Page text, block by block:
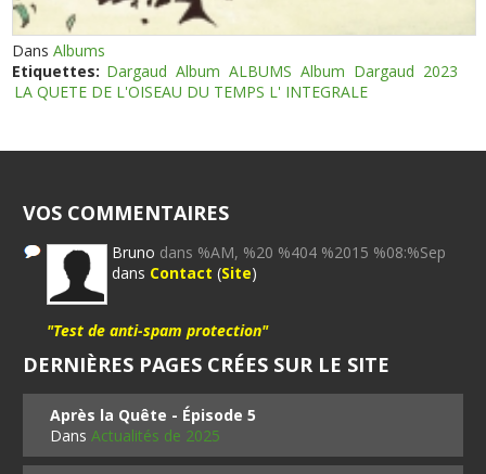
DansAlbums
Etiquettes: Dargaud Album ALBUMS Album Dargaud 2023
LA QUETE DE L'OISEAU DU TEMPS L' INTEGRALE
VOS COMMENTAIRES
Bruno dans %AM, %20 %404 %2015 %08:%Sep
dans Contact (Site)
"Test de anti-spam protection"
DERNIÈRES PAGES CRÉES SUR LE SITE
Après la Quête - Épisode 5
DansActualités de 2025